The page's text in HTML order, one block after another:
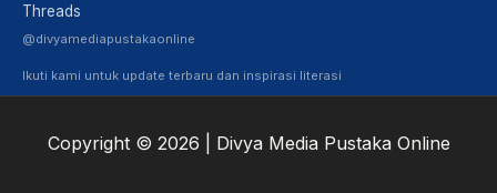
Threads
@divyamediapustakaonline
Ikuti kami untuk update terbaru dan inspirasi literasi
Copyright © 2026 | Divya Media Pustaka Online